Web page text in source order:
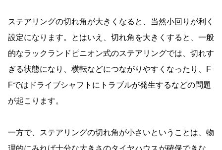
ステアリングの切れ角が大きくなると、当然小回りが利く
設定になります。とはいえ、切れ角を大きくすると、一般
的なラックランドピニオン式のステアリングでは、切れす
ぎる状態になり、横転などにつながりやすくなったり、F
Fではドライブシャフトにトラブルが発生するなどの問題
が起こります。
一方で、ステアリングの切れ角が小さいということは、物
理的にみれば十分な大きさのタイヤハウスが確保できな